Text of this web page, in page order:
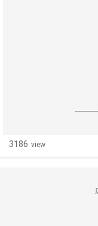
3186 view